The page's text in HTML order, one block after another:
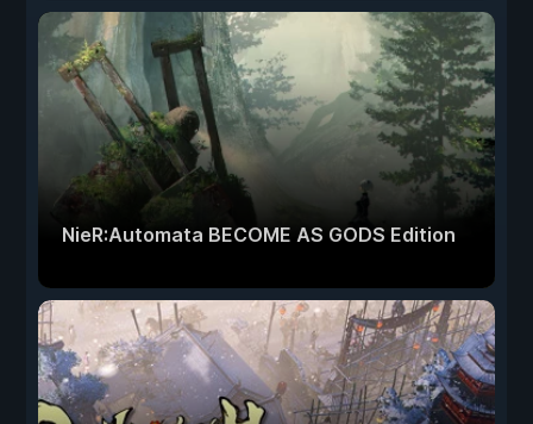
NieR:Automata BECOME AS GODS Edition